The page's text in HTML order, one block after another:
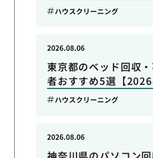
ハウスクリーニング
東京都のベッド回収
者おすすめ5選【2026
2026.08.06
ハウスクリーニング
2026.08.06